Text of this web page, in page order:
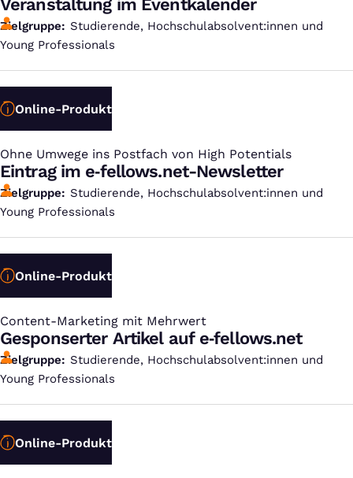
Veranstaltung im Eventkalender
Zielgruppe
Studierende, Hochschulabsolvent:innen und
Young Professionals
Online-Produkt
Ohne Umwege ins Postfach von High Potentials
:
Eintrag im e‑fellows.net-Newsletter
Zielgruppe
Studierende, Hochschulabsolvent:innen und
Young Professionals
Online-Produkt
Content-Marketing mit Mehrwert
:
Gesponserter Artikel auf e‑fellows.net
Zielgruppe
Studierende, Hochschulabsolvent:innen und
Young Professionals
Online-Produkt